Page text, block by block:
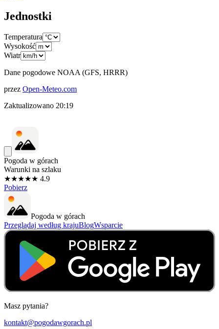
Jednostki
Temperatura
Wysokość
Wiatr
Dane pogodowe NOAA (GFS, HRRR)
przez Open-Meteo.com
Zaktualizowano 20:19
Pogoda w górach
Warunki na szlaku
★★★★★ 4.9
Pobierz
Pogoda w górach
Przeglądaj według krajuBlogWsparcie
Masz pytania?
kontakt@pogodawgorach.pl